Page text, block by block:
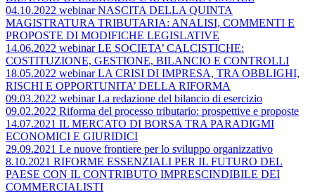
04.10.2022 webinar NASCITA DELLA QUINTA
MAGISTRATURA TRIBUTARIA: ANALISI, COMMENTI E
PROPOSTE DI MODIFICHE LEGISLATIVE
14.06.2022 webinar LE SOCIETA’ CALCISTICHE:
COSTITUZIONE, GESTIONE, BILANCIO E CONTROLLI
18.05.2022 webinar LA CRISI DI IMPRESA, TRA OBBLIGHI,
RISCHI E OPPORTUNITA’ DELLA RIFORMA
09.03.2022 webinar La redazione del bilancio di esercizio
09.02.2022 Riforma del processo tributario: prospettive e proposte
14.07.2021 IL MERCATO DI BORSA TRA PARADIGMI
ECONOMICI E GIURIDICI
29.09.2021 Le nuove frontiere per lo sviluppo organizzativo
8.10.2021 RIFORME ESSENZIALI PER IL FUTURO DEL
PAESE CON IL CONTRIBUTO IMPRESCINDIBILE DEI
COMMERCIALISTI